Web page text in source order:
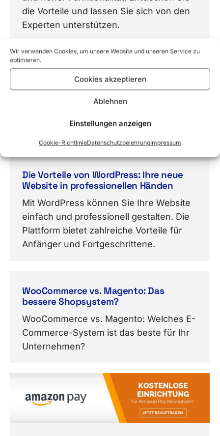
Wir verwenden Cookies, um unsere Website und unseren Service zu
optimieren.
Cookies akzeptieren
Ablehnen
Einstellungen anzeigen
Cookie-RichtlinieDatenschutzbelehrungImpressum
die Vorteile und lassen Sie sich von den
Experten unterstützen.
Die Vorteile von WordPress: Ihre neue
Website in professionellen Händen
Mit WordPress können Sie Ihre Website
einfach und professionell gestalten. Die
Plattform bietet zahlreiche Vorteile für
Anfänger und Fortgeschrittene.
WooCommerce vs. Magento: Das
bessere Shopsystem?
WooCommerce vs. Magento: Welches E-
Commerce-System ist das beste für Ihr
Unternehmen?